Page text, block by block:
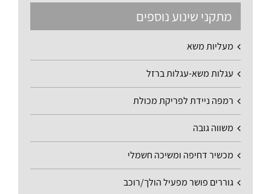
מתקני שינוע נוספים
מעליות משא
עגלות משא-עגלות ברזל
רמפה ניידת לפריקת מכולת
משווה גובה
מכשיר דחיפה ומשיכה חשמלי
גוררים פושר מפעיל הולך/רוכב